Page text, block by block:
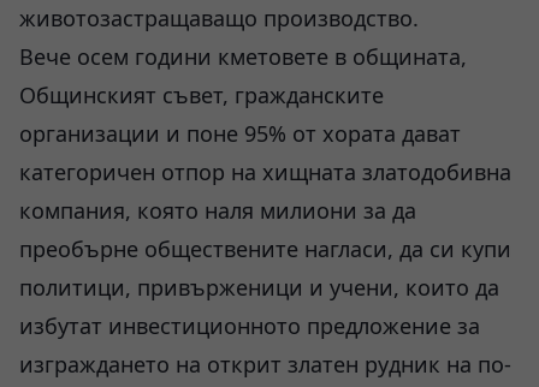
животозастращаващо производство.
Вече осем години кметовете в общината,
Общинският съвет, гражданските
организации и поне 95% от хората дават
категоричен отпор на хищната златодобивна
компания, която наля милиони за да
преобърне обществените нагласи, да си купи
политици, привърженици и учени, които да
избутат инвестиционното предложение за
изграждането на открит златен рудник на по-